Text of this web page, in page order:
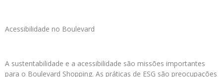
Acessibilidade no Boulevard
A sustentabilidade e a acessibilidade são missões importantes
para o Boulevard Shopping. As práticas de ESG são preocupações